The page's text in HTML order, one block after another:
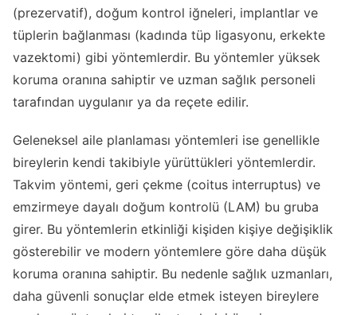
(prezervatif), doğum kontrol iğneleri, implantlar ve
tüplerin bağlanması (kadında tüp ligasyonu, erkekte
vazektomi) gibi yöntemlerdir. Bu yöntemler yüksek
koruma oranına sahiptir ve uzman sağlık personeli
tarafından uygulanır ya da reçete edilir.
Geleneksel aile planlaması yöntemleri ise genellikle
bireylerin kendi takibiyle yürüttükleri yöntemlerdir.
Takvim yöntemi, geri çekme (coitus interruptus) ve
emzirmeye dayalı doğum kontrolü (LAM) bu gruba
girer. Bu yöntemlerin etkinliği kişiden kişiye değişiklik
gösterebilir ve modern yöntemlere göre daha düşük
koruma oranına sahiptir. Bu nedenle sağlık uzmanları,
daha güvenli sonuçlar elde etmek isteyen bireylere